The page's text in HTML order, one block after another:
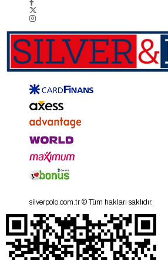
silverpolo.com.tr © Tüm hakları saklıdır.